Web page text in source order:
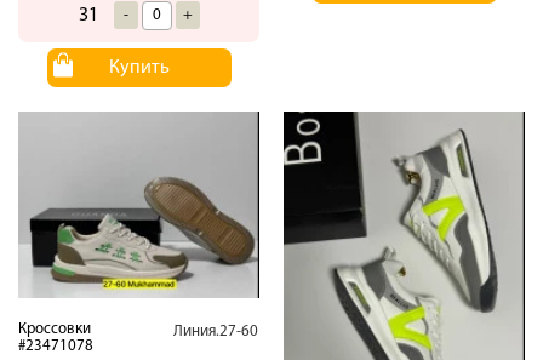
31 - +
Купить
Кроссовки
#23471078
Линия.27-60